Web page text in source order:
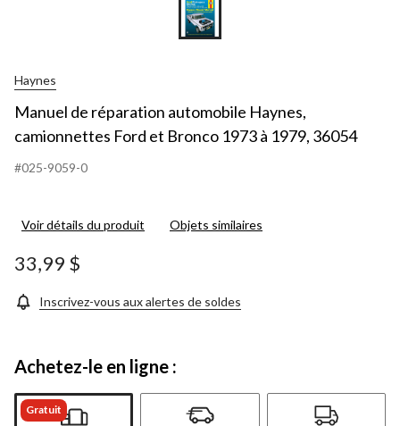
Haynes
Manuel de réparation automobile Haynes,
camionnettes Ford et Bronco 1973 à 1979, 36054
#025-9059-0
Voir détails du produit Objets similaires
33,99 $
Inscrivez-vous aux alertes de soldes
Achetez-le en ligne :
Gratuit